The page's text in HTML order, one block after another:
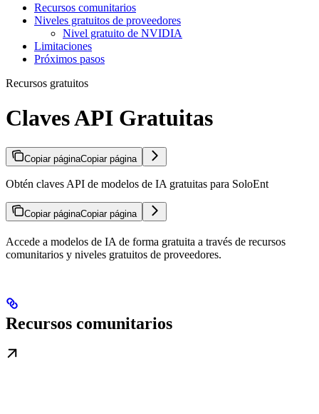
Recursos comunitarios
Niveles gratuitos de proveedores
Nivel gratuito de NVIDIA
Limitaciones
Próximos pasos
Recursos gratuitos
Claves API Gratuitas
Copiar páginaCopiar página
Obtén claves API de modelos de IA gratuitas para SoloEnt
Copiar páginaCopiar página
Accede a modelos de IA de forma gratuita a través de recursos
comunitarios y niveles gratuitos de proveedores.
Recursos comunitarios